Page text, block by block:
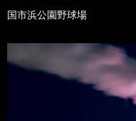
国市浜公園野球場